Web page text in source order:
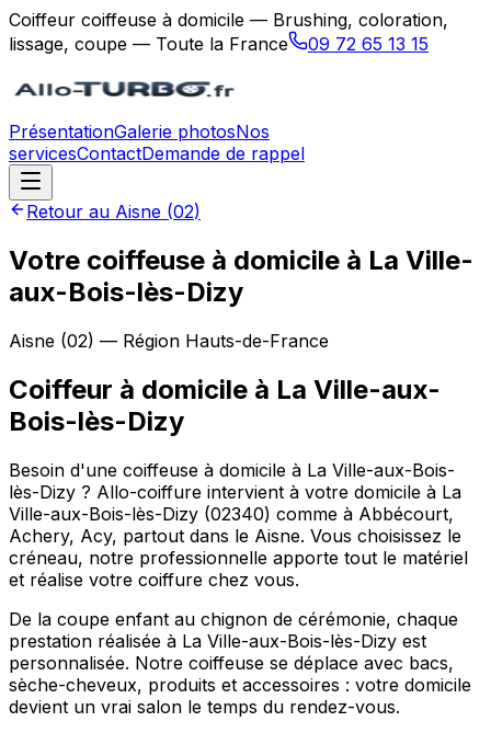
Coiffeur coiffeuse à domicile — Brushing, coloration,
lissage, coupe — Toute la France
09 72 65 13 15
PrésentationGalerie photosNos
servicesContactDemande de rappel
Retour au Aisne (02)
Votre coiffeuse à domicile à La Ville-
aux-Bois-lès-Dizy
Aisne (02) — Région Hauts-de-France
Coiffeur à domicile à La Ville-aux-
Bois-lès-Dizy
Besoin d'une coiffeuse à domicile à La Ville-aux-Bois-
lès-Dizy ? Allo-coiffure intervient à votre domicile à La
Ville-aux-Bois-lès-Dizy (02340) comme à Abbécourt,
Achery, Acy, partout dans le Aisne. Vous choisissez le
créneau, notre professionnelle apporte tout le matériel
et réalise votre coiffure chez vous.
De la coupe enfant au chignon de cérémonie, chaque
prestation réalisée à La Ville-aux-Bois-lès-Dizy est
personnalisée. Notre coiffeuse se déplace avec bacs,
sèche-cheveux, produits et accessoires : votre domicile
devient un vrai salon le temps du rendez-vous.